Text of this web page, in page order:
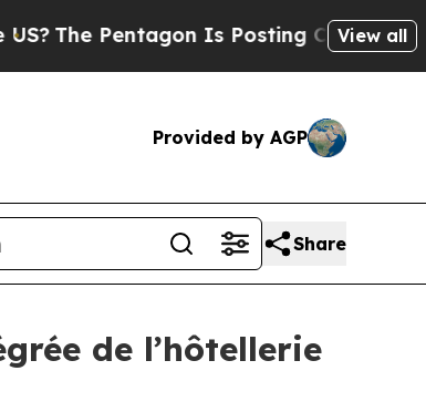
Pentagon Is Posting Cryptic Biblical
View all
Provided by AGP
Share
de l’hôtellerie